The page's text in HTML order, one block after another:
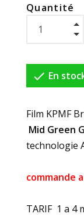
Quantité
 En
Film KPMF
Mid Green
technologie
commande
TARIF 1 a